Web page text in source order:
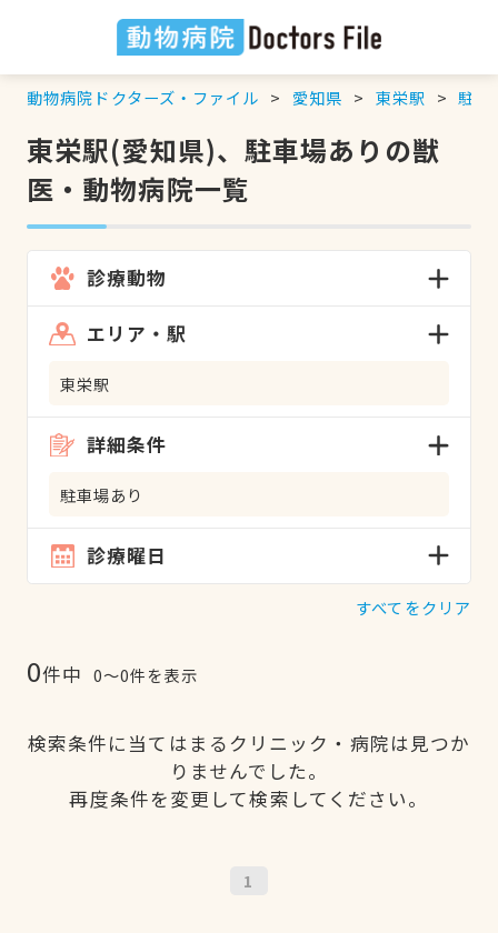
動物病院ドクターズ・ファイル 愛知県 東栄駅 駐車
東栄駅(愛知県)、駐車場ありの獣
医・動物病院一覧
診療動物
エリア・駅
東栄駅
詳細条件
駐車場あり
診療曜日
すべてをクリア
0件中 0〜0件を表示
検索条件に当てはまるクリニック・病院は見つか
りませんでした。
再度条件を変更して検索してください。
1